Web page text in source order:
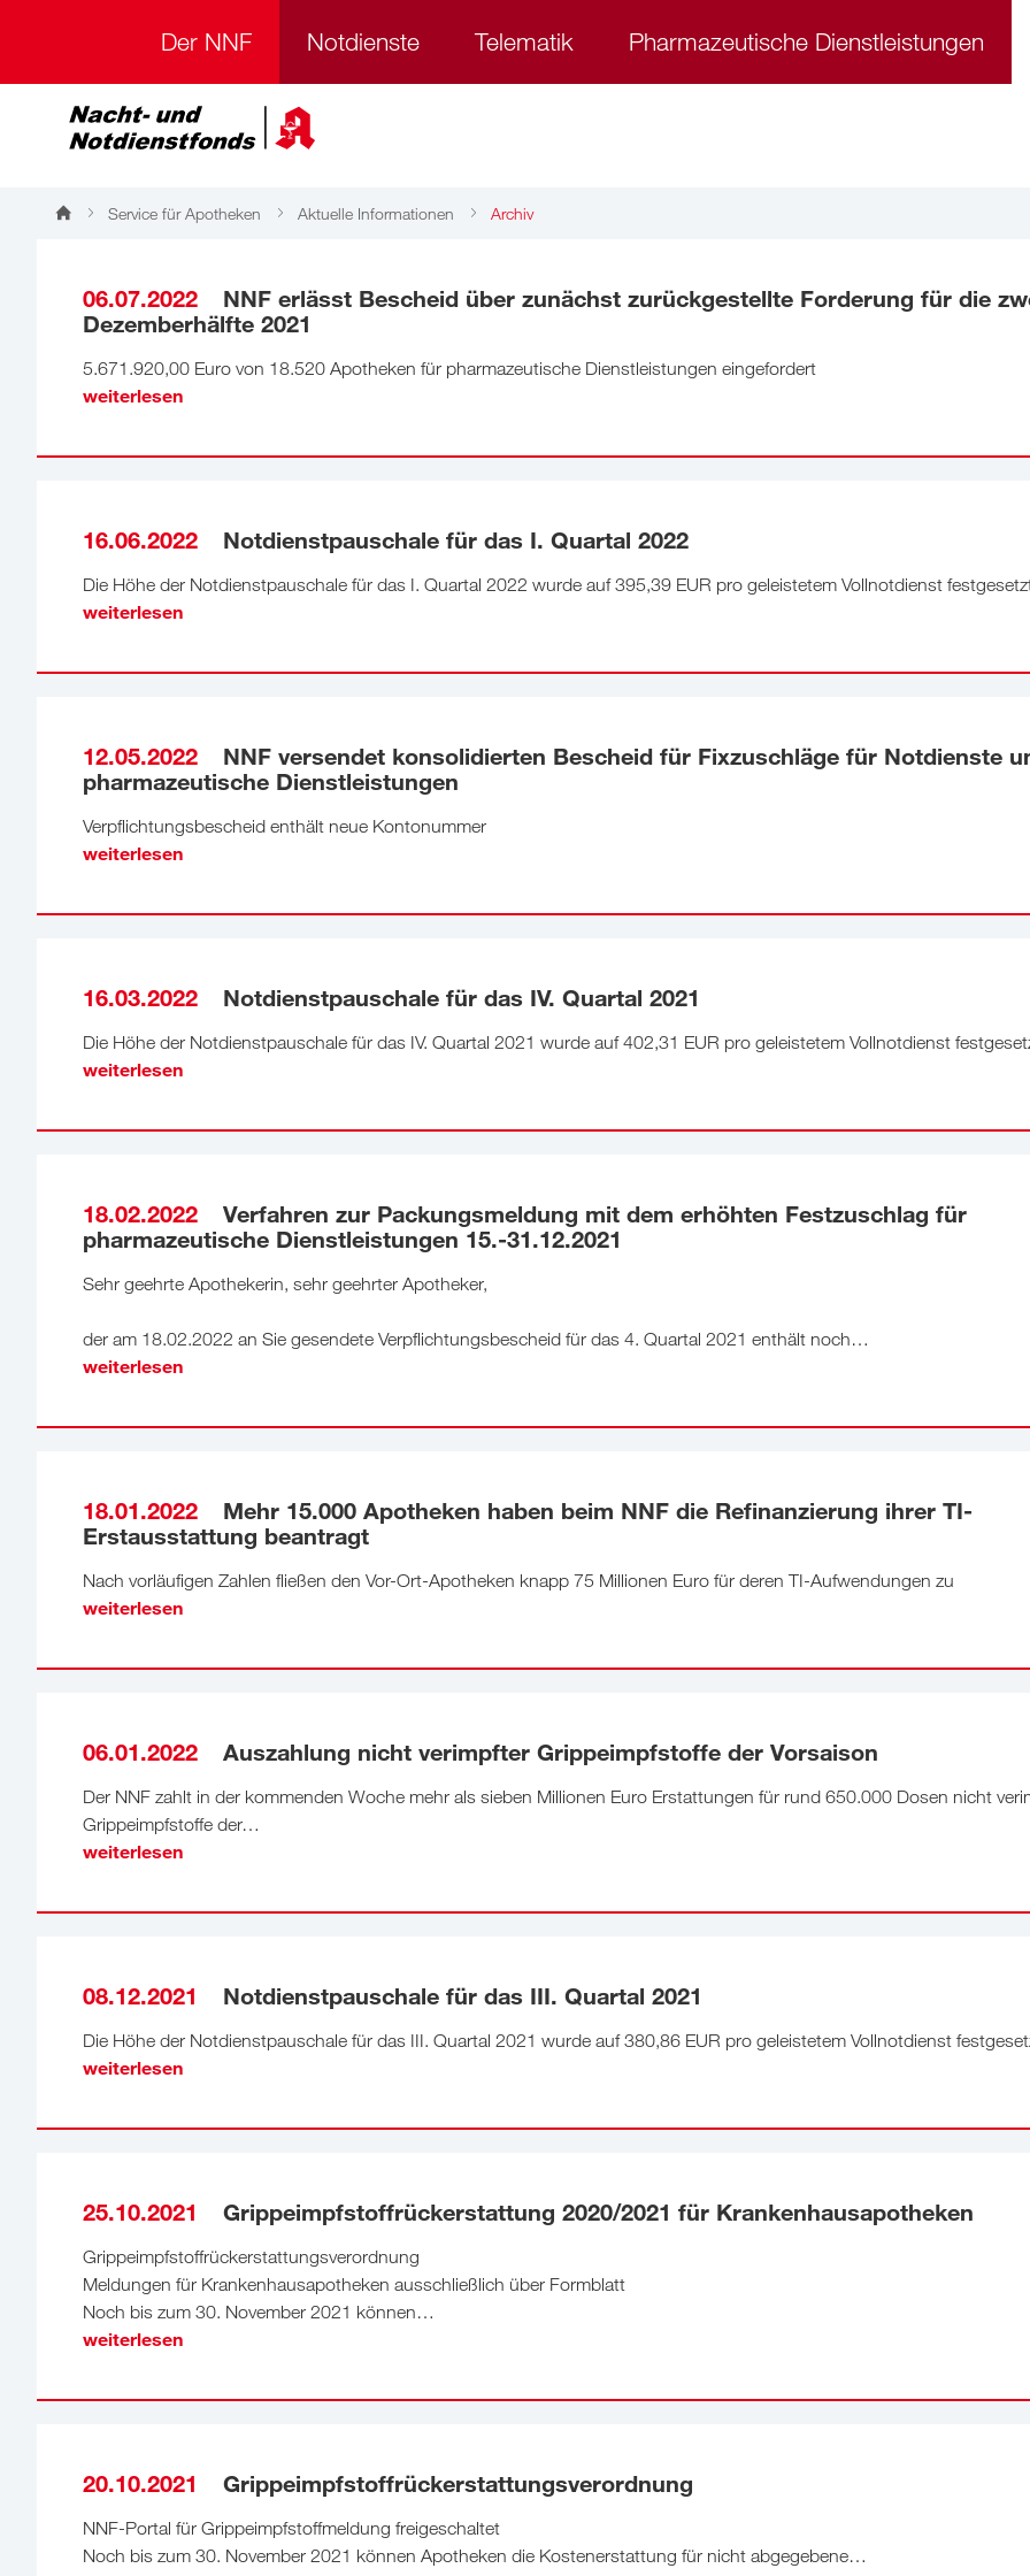
Der NNF Notdienste Telematik Pharmazeutische Dienstleistungen
Service für Apotheken Aktuelle Informationen Archiv
06.07.2022
NNF erlässt Bescheid über zunächst zurückgestellte Forderung für die
Dezemberhälfte 2021
5.671.920,00 Euro von 18.520 Apotheken für pharmazeutische Dienstleistungen eingefordert
weiterlesen
16.06.2022 Notdienstpauschale für das I. Quartal 2022
Die Höhe der Notdienstpauschale für das I. Quartal 2022 wurde auf 395,39 EUR pro geleistetem Vollnotdienst
weiterlesen
12.05.2022
NNF versendet konsolidierten Bescheid für Fixzuschläge für Notdienste
pharmazeutische Dienstleistungen
Verpflichtungsbescheid enthält neue Kontonummer
weiterlesen
16.03.2022 Notdienstpauschale für das IV. Quartal 2021
Die Höhe der Notdienstpauschale für das IV. Quartal 2021 wurde auf 402,31 EUR pro geleistetem Vollnotdienst
weiterlesen
18.02.2022
Verfahren zur Packungsmeldung mit dem erhöhten Festzuschlag für
pharmazeutische Dienstleistungen 15.-31.12.2021
Sehr geehrte Apothekerin, sehr geehrter Apotheker,
der am 18.02.2022 an Sie gesendete Verpflichtungsbescheid für das 4. Quartal 2021 enthält noch…
weiterlesen
18.01.2022
Mehr 15.000 Apotheken haben beim NNF die Refinanzierung ihrer TI-
Erstausstattung beantragt
Nach vorläufigen Zahlen fließen den Vor-Ort-Apotheken knapp 75 Millionen Euro für deren TI-Aufwendungen zu
weiterlesen
06.01.2022 Auszahlung nicht verimpfter Grippeimpfstoffe der Vorsaison
Der NNF zahlt in der kommenden Woche mehr als sieben Millionen Euro Erstattungen für rund 650.000 Dosen nicht
Grippeimpfstoffe der…
weiterlesen
08.12.2021 Notdienstpauschale für das III. Quartal 2021
Die Höhe der Notdienstpauschale für das III. Quartal 2021 wurde auf 380,86 EUR pro geleistetem Vollnotdienst
weiterlesen
25.10.2021 Grippeimpfstoffrückerstattung 2020/2021 für Krankenhausapotheken
Grippeimpfstoffrückerstattungsverordnung
Meldungen für Krankenhausapotheken ausschließlich über Formblatt
Noch bis zum 30. November 2021 können…
weiterlesen
20.10.2021 Grippeimpfstoffrückerstattungsverordnung
NNF-Portal für Grippeimpfstoffmeldung freigeschaltet
Noch bis zum 30. November 2021 können Apotheken die Kostenerstattung für nicht abgegebene…